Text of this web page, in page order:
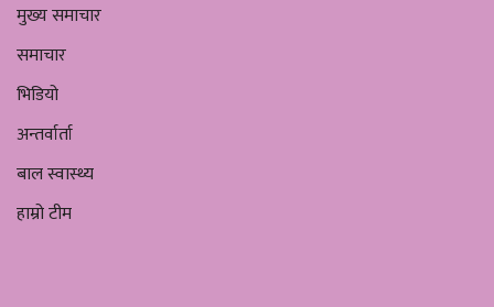
मुख्य समाचार
समाचार
भिडियो
अन्तर्वार्ता
बाल स्वास्थ्य
हाम्रो टीम